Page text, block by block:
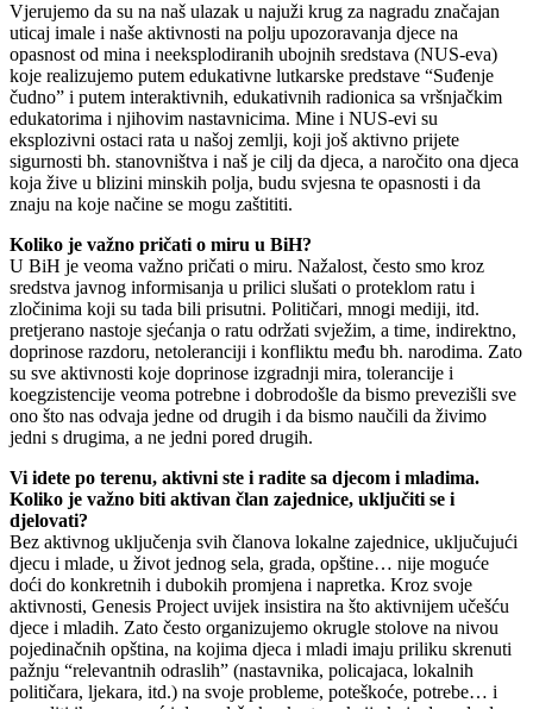
Vjerujemo da su na naš ulazak u najuži krug za nagradu značajan
uticaj imale i naše aktivnosti na polju upozoravanja djece na
opasnost od mina i neeksplodiranih ubojnih sredstava (NUS-eva)
koje realizujemo putem edukativne lutkarske predstave “Suđenje
čudno” i putem interaktivnih, edukativnih radionica sa vršnjačkim
edukatorima i njihovim nastavnicima. Mine i NUS-evi su
eksplozivni ostaci rata u našoj zemlji, koji još aktivno prijete
sigurnosti bh. stanovništva i naš je cilj da djeca, a naročito ona djeca
koja žive u blizini minskih polja, budu svjesna te opasnosti i da
znaju na koje načine se mogu zaštititi.
Koliko je važno pričati o miru u BiH?
U BiH je veoma važno pričati o miru. Nažalost, često smo kroz
sredstva javnog informisanja u prilici slušati o proteklom ratu i
zločinima koji su tada bili prisutni. Političari, mnogi mediji, itd.
pretjerano nastoje sjećanja o ratu održati svježim, a time, indirektno,
doprinose razdoru, netoleranciji i konfliktu među bh. narodima. Zato
su sve aktivnosti koje doprinose izgradnji mira, tolerancije i
koegzistencije veoma potrebne i dobrodošle da bismo prevezišli sve
ono što nas odvaja jedne od drugih i da bismo naučili da živimo
jedni s drugima, a ne jedni pored drugih.
Vi idete po terenu, aktivni ste i radite sa djecom i mladima.
Koliko je važno biti aktivan član zajednice, uključiti se i
djelovati?
Bez aktivnog uključenja svih članova lokalne zajednice, uključujući
djecu i mlade, u život jednog sela, grada, opštine… nije moguće
doći do konkretnih i dubokih promjena i napretka. Kroz svoje
aktivnosti, Genesis Project uvijek insistira na što aktivnijem učešću
djece i mladih. Zato često organizujemo okrugle stolove na nivou
pojedinačnih opština, na kojima djeca i mladi imaju priliku skrenuti
pažnju “relevantnih odraslih” (nastavnika, policajaca, lokalnih
političara, ljekara, itd.) na svoje probleme, poteškoće, potrebe… i